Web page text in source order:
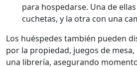
para hospedarse. Una de
cuchetas, y la otra con una
Los huéspedes también pueden
por la propiedad, juegos de
una librería, asegurando